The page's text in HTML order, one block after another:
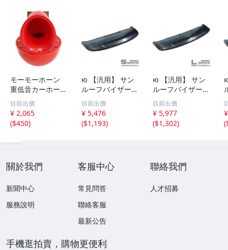
モーモーホーン
重低音カーホーン
ブルホーン ダン
プカー 汽笛のよ
うな重量級の迫
力！ステー付 レ
目前出價
¥ 2,065
($450)
ю 【汎用】 サン
ルーフバイザー
ダークスモーク [
Sサイズ ] 90×32.
5cm 取付金具付
き サンルーフ 後
目前出價
¥ 5,476
($1,193)
ю 【汎用】 サン
ルーフバイザー
ダークスモーク [
Lサイズ ] 110×3
2.5cm 取付金具
付き サンルーフ
目前出價
¥ 5,977
($1,302)
(
關於我們
新聞中心
服務說明
客服中心
常見問答
聯絡客服
最新公告
聯絡我們
人才招募
手機逛拍賣，購物更便利